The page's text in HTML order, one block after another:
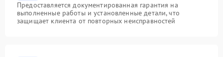
Предоставляется документированная гарантия на
выполненные работы и установленные детали, что
защищает клиента от повторных неисправностей